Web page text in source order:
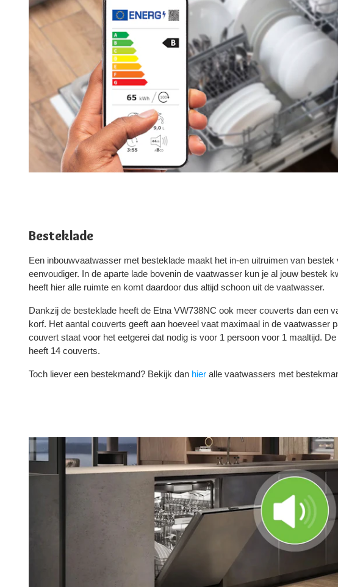
Besteklade
Een inbouwvaatwasser met besteklade maakt het in-en uitruimen van bestek
eenvoudiger. In de aparte lade bovenin de vaatwasser kun je al jouw bestek
heeft hier alle ruimte en komt daardoor dus altijd schoon uit de vaatwasser.
Dankzij de besteklade heeft de Etna VW738NC ook meer couverts dan een
korf. Het aantal couverts geeft aan hoeveel vaat maximaal in de vaatwasser
couvert staat voor het eetgerei dat nodig is voor 1 persoon voor 1 maaltijd.
heeft 14 couverts.
Toch liever een bestekmand? Bekijk dan hier alle vaatwassers met